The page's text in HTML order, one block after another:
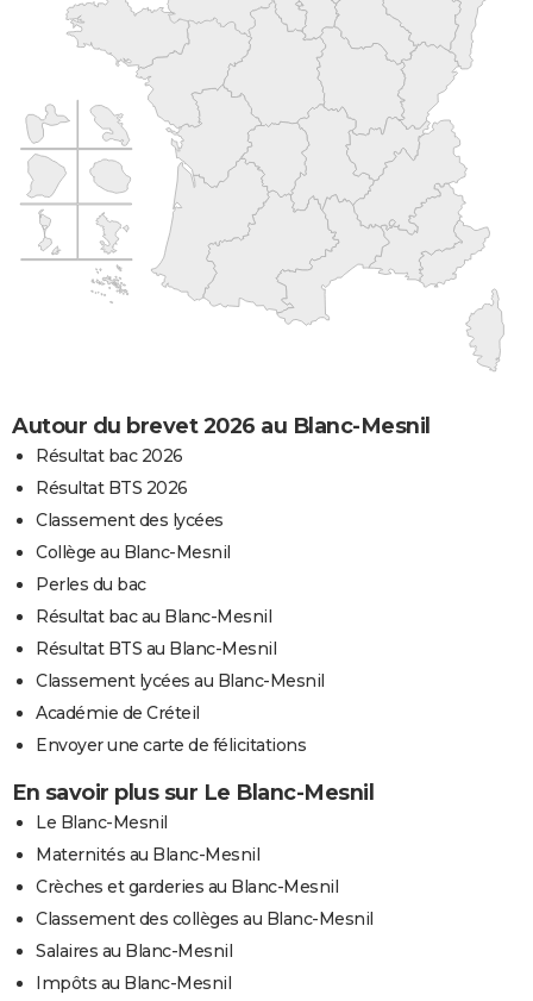
Autour du brevet 2026 au Blanc-Mesnil
Résultat bac 2026
Résultat BTS 2026
Classement des lycées
Collège au Blanc-Mesnil
Perles du bac
Résultat bac au Blanc-Mesnil
Résultat BTS au Blanc-Mesnil
Classement lycées au Blanc-Mesnil
Académie de Créteil
Envoyer une carte de félicitations
En savoir plus sur Le Blanc-Mesnil
Le Blanc-Mesnil
Maternités au Blanc-Mesnil
Crèches et garderies au Blanc-Mesnil
Classement des collèges au Blanc-Mesnil
Salaires au Blanc-Mesnil
Impôts au Blanc-Mesnil